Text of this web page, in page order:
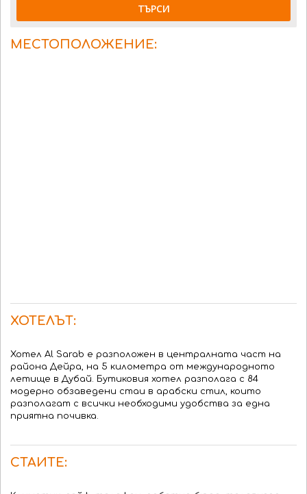
ТЪРСИ
МЕСТОПОЛОЖЕНИЕ:
ХОТЕЛЪТ:
Хотел Al Sarab е разположен в централната част на
района Дейра, на 5 километра от международното
летище в Дубай. Бутиковия хотел разполага с 84
модерно обзаведени стаи в арабски стил, които
разполагат с всички необходими удобства за една
приятна почивка.
СТАИТЕ: